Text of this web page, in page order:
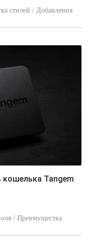
стилей / Добавления
/ Преимущества